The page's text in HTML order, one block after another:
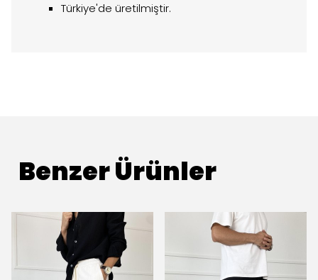
Türkiye'de üretilmiştir.
Benzer Ürünler